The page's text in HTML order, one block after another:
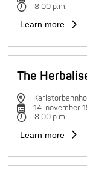
8:00 p.m.
Learn more
The
14. november
8:00 p.m.
Learn more